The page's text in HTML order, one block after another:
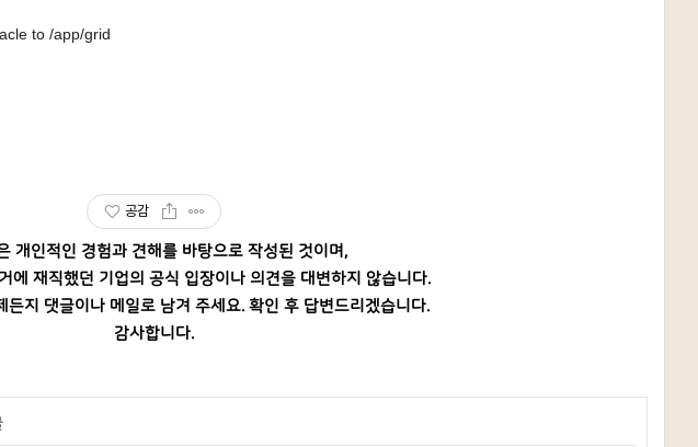
to /app/grid
공감
개인적인 경험과 견해를 바탕으로 작성된 것이며,
에 재직했던 기업의 공식 입장이나 의견을 대변하지 않습니다.
든지 댓글이나 메일로 남겨 주세요. 확인 후 답변드리겠습니다.
감사합니다.